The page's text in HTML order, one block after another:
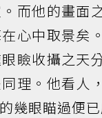
而他的畫面
心中取景矣
瞼收攝之天
理。他看人
幾眼瞄過便已